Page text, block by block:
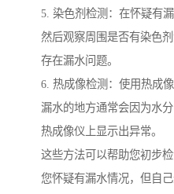
5. 染色剂检测：在怀疑有
然后观察周围是否有染色
存在漏水问题。
6. 热成像检测：使用热成
漏水的地方通常会因为水
热成像仪上显示出异常。
这些方法可以帮助您初步
您怀疑有漏水情况，但自